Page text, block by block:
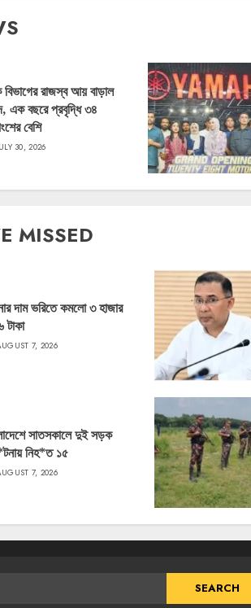
বিভাগের রাজস্ব আয় বাড়াল
এক বছরে প্রবৃদ্ধি ৩৪
বেশি
30, 2026
MISSED
দাম ভরিতে কমলো ৩ হাজার
7, 2026
সাতসকালে দুই সড়ক
নিহ*ত ১৫
7, 2026